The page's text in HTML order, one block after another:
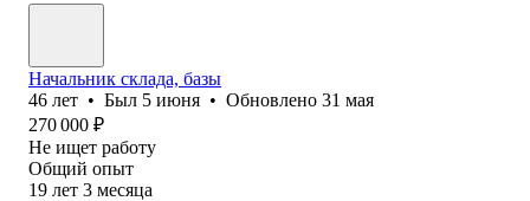
Начальник склада, базы
46 лет • Был 5 июня • Обновлено 31 мая
270 000 ₽
Не ищет работу
Общий опыт
19 лет 3 месяца